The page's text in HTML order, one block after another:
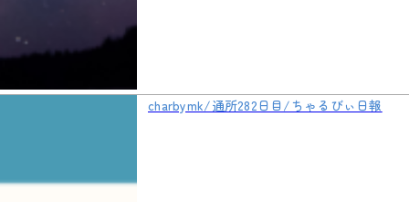
charbymk/通所282日目/ちゃるびぃ日報